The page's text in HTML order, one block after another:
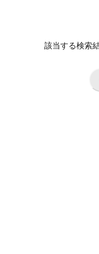
該当する検索